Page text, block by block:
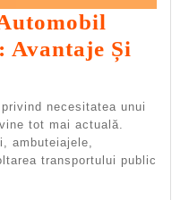
Avantaje Și
necesitatea unui
tot mai actuală.
ambuteiajele,
transportului public